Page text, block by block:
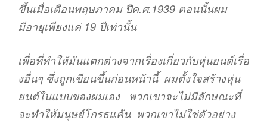
ขึ้นเมื่อเดือนพฤษภาคม ปีค.ศ.1939 ตอนนั้นผม
มีอายุเพียงแค่ 19 ปีเท่านั้น
เพื่อที่ทำให้มันแตกต่างจากเรื่องเกี่ยวกับหุ่นยนต์เรื่อ
งอื่นๆ ซึ่งถูกเขียนขึ้นก่อนหน้านี้ ผมตั้งใจสร้างหุ่น
ยนต์ในแบบของผมเอง พวกเขาจะไม่มีลักษณะที่
จะทำให้มนุษย์โกรธแค้น พวกเขาไม่ใช่ตัวอย่าง